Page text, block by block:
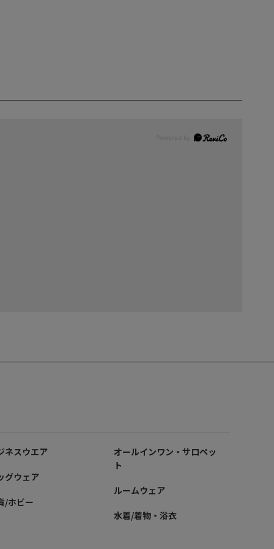
ネスウエア
グウェア
/ホビー
オールインワン・サロペッ
ト
ルームウェア
水着/着物・浴衣